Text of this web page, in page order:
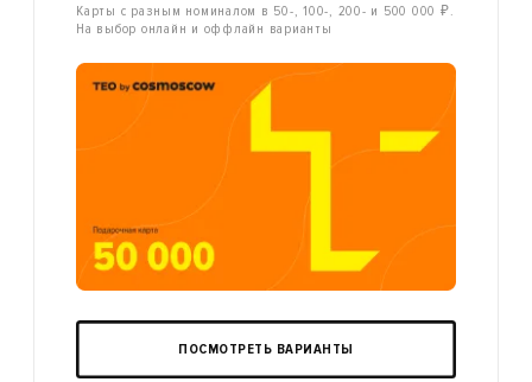
Карты с разным номиналом в 50-, 100-, 200- и 500 000 ₽.
На выбор онлайн и оффлайн варианты
ПОСМОТРЕТЬ ВАРИАНТЫ